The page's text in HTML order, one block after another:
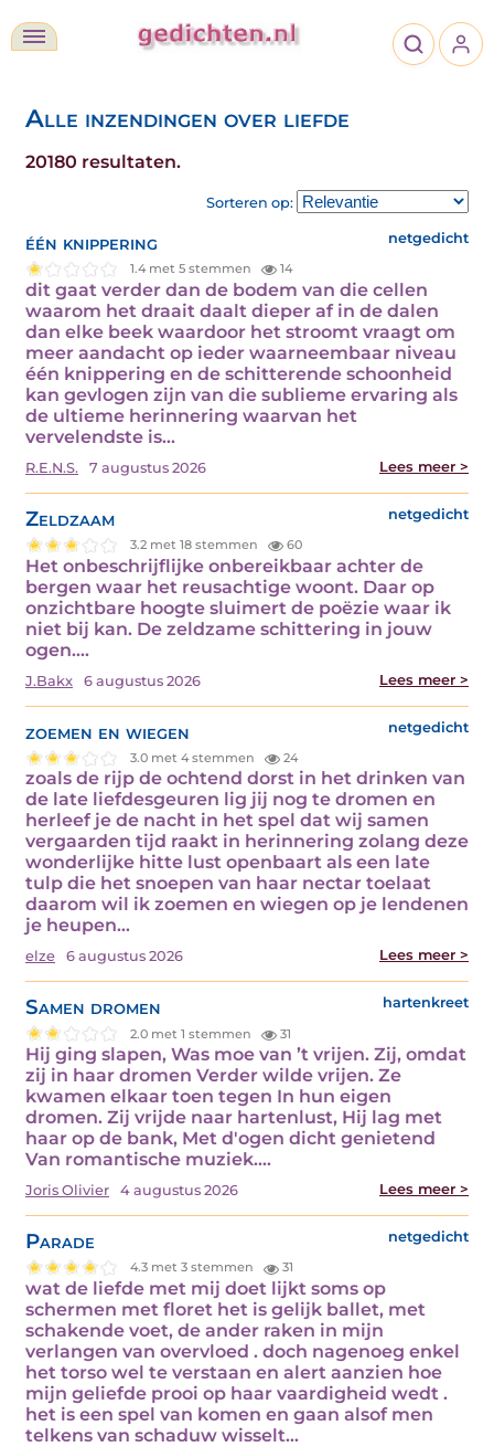
Alle inzendingen over liefde
20180 resultaten.
Sorteren op:
één knippering netgedicht
1.4 met 5 stemmen 14
dit gaat verder dan de bodem van die cellen
waarom het draait daalt dieper af in de dalen
dan elke beek waardoor het stroomt vraagt om
meer aandacht op ieder waarneembaar niveau
één knippering en de schitterende schoonheid
kan gevlogen zijn van die sublieme ervaring als
de ultieme herinnering waarvan het
vervelendste is…
R.E.N.S. 7 augustus 2026 Lees meer >
Zeldzaam netgedicht
3.2 met 18 stemmen 60
Het onbeschrijflijke onbereikbaar achter de
bergen waar het reusachtige woont. Daar op
onzichtbare hoogte sluimert de poëzie waar ik
niet bij kan. De zeldzame schittering in jouw
ogen.…
J.Bakx 6 augustus 2026 Lees meer >
zoemen en wiegen netgedicht
3.0 met 4 stemmen 24
zoals de rijp de ochtend dorst in het drinken van
de late liefdesgeuren lig jij nog te dromen en
herleef je de nacht in het spel dat wij samen
vergaarden tijd raakt in herinnering zolang deze
wonderlijke hitte lust openbaart als een late
tulp die het snoepen van haar nectar toelaat
daarom wil ik zoemen en wiegen op je lendenen
je heupen…
elze 6 augustus 2026 Lees meer >
Samen dromen hartenkreet
2.0 met 1 stemmen 31
Hij ging slapen, Was moe van ’t vrijen. Zij, omdat
zij in haar dromen Verder wilde vrijen. Ze
kwamen elkaar toen tegen In hun eigen
dromen. Zij vrijde naar hartenlust, Hij lag met
haar op de bank, Met d'ogen dicht genietend
Van romantische muziek.…
Joris Olivier 4 augustus 2026 Lees meer >
Parade netgedicht
4.3 met 3 stemmen 31
wat de liefde met mij doet lijkt soms op
schermen met floret het is gelijk ballet, met
schakende voet, de ander raken in mijn
verlangen van overvloed . doch nagenoeg enkel
het torso wel te verstaan en alert aanzien hoe
mijn geliefde prooi op haar vaardigheid wedt .
het is een spel van komen en gaan alsof men
telkens van schaduw wisselt…